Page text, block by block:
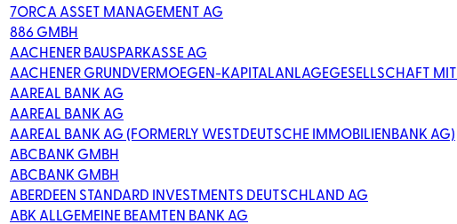
7ORCA ASSET MANAGEMENT AG
886 GMBH
AACHENER BAUSPARKASSE AG
AACHENER GRUNDVERMOEGEN-KAPITALANLAGEGESELLSCHAFT MIT
AAREAL BANK AG
AAREAL BANK AG
AAREAL BANK AG (FORMERLY WESTDEUTSCHE IMMOBILIENBANK AG)
ABCBANK GMBH
ABCBANK GMBH
ABERDEEN STANDARD INVESTMENTS DEUTSCHLAND AG
ABK ALLGEMEINE BEAMTEN BANK AG